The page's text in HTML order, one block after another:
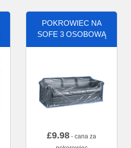
POKROWIEC NA
SOFE 3 OSOBOWĄ
£9.98 - cana za